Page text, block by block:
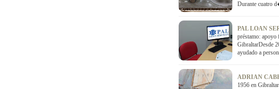
Durante cuatro
PAL LOAN
préstamo: apoyo
GibraltarDesde
ayudado a
ADRIAN
1956 en